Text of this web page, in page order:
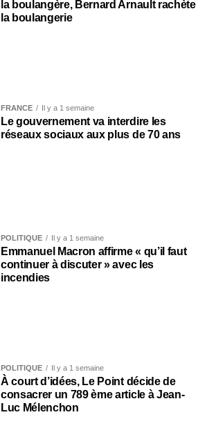
la boulangère, Bernard Arnault rachète
la boulangerie
FRANCE Il y a 1 semaine
Le gouvernement va interdire les
réseaux sociaux aux plus de 70 ans
POLITIQUE Il y a 1 semaine
Emmanuel Macron affirme « qu’il faut
continuer à discuter » avec les
incendies
POLITIQUE Il y a 1 semaine
À court d’idées, Le Point décide de
consacrer un 789 ème article à Jean-
Luc Mélenchon